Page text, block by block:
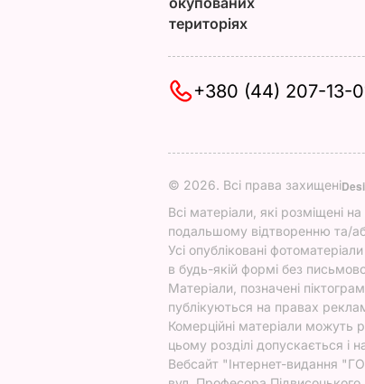
територіях
+380 (44) 207-13-
© 2026. Всі права захищені
Всі матеріали, які розміщені
подальшому відтворенню та/
Усі опубліковані фотоматеріали
в будь-якій формі без
Матеріали, позначені
публікуються на правах
Комерційні матеріали можуть
цьому розділі допускається і
Вебсайт "Інтернет-видання